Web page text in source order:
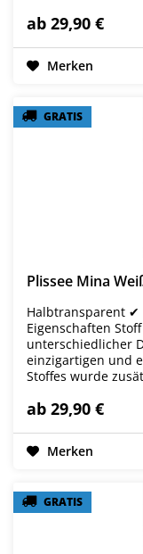
ab 29,90 €
Merken
GRATIS
GRATIS
Plissee Mina
Halbtransparent
Eigenschaften
unterschiedlicher
einzigartigen und
Stoffes wurde
ab 29,90 €
Merken
GRATIS
GRATIS